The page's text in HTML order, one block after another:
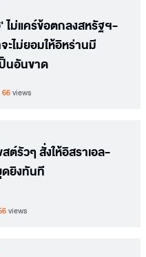
ไม่แคร์ข้อตกลงสหรัฐฯ-
ะไม่ยอมให้อิหร่านมี
นอันขาด
66views
ต์รัวๆ สั่งให้อิสราเอล-
ยิงทันที
views